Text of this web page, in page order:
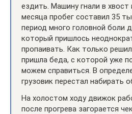
ездить. Машину гнали в хвост
месяца пробег составил 35
период много головной боли
который пришлось
пропаивать. Как только
пришла беда, с которой уже
можем справиться. В
грузовик перестал набирать
На холостом ходу движок
после прогрева загорается